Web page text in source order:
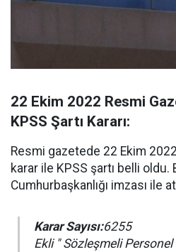
22 Ekim 2022 Resmi
KPSS Şartı Kararı:
Resmi gazetede 22 Ekim
karar ile KPSS şartı belli oldu.
Cumhurbaşkanlığı imzası ile
Karar Sayısı:6255
Ekli " Sözleşmeli Personel